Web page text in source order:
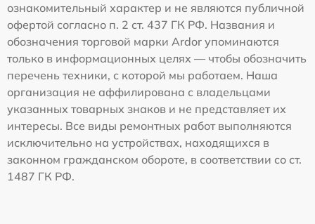
ознакомительный характер и не являются публичной
офертой согласно п. 2 ст. 437 ГК РФ. Названия и
обозначения торговой марки Ardor упоминаются
только в информационных целях — чтобы обозначить
перечень техники, с которой мы работаем. Наша
организация не аффилирована с владельцами
указанных товарных знаков и не представляет их
интересы. Все виды ремонтных работ выполняются
исключительно на устройствах, находящихся в
законном гражданском обороте, в соответствии со ст.
1487 ГК РФ.